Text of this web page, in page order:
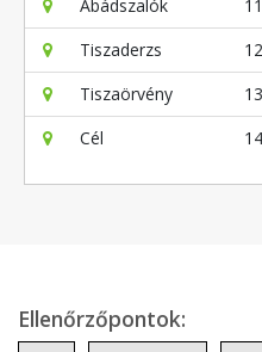
Abádszalók
Tiszaderzs
Tiszaörvény
Cél
Ellenőrzőpontok: